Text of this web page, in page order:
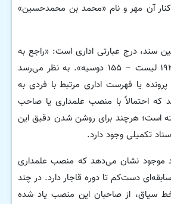
کنار آن مهر و نام «محمد بن محمدحسین»
سند، درج عبارتی اداری است: «راجع به
آقا حسن بیگدلی – ۱۹۳ لیست – ۱۵۵ دوسیه». به نظر می‌رسد
یا فهرست اداری مرتبط با فردی به
که احتمالاً با منصب علمداری یا صاحب
است؛ هرچند برای روشن شدن دقیق این
تکمیلی وجود دارد.
موجود نشان می‌دهد که منصب علمداری
دست‌کم تا دوره قاجار دارد. در چند
سیاق، از صاحبان این منصب یاد شده